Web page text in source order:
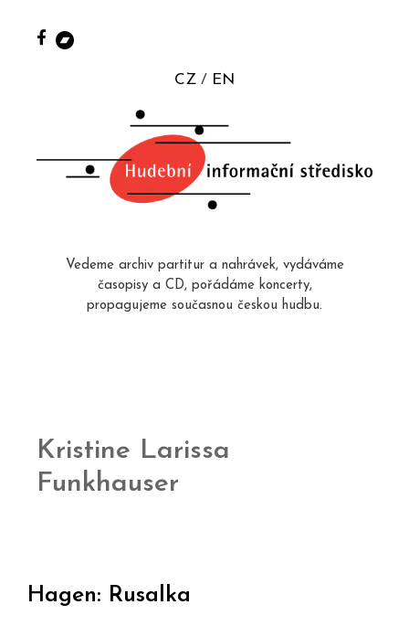
CZ EN
Vedeme archiv partitur a nahrávek, vydáváme
časopisy a CD, pořádáme koncerty,
propagujeme současnou českou hudbu.
Kristine Larissa
Funkhauser
Hagen: Rusalka